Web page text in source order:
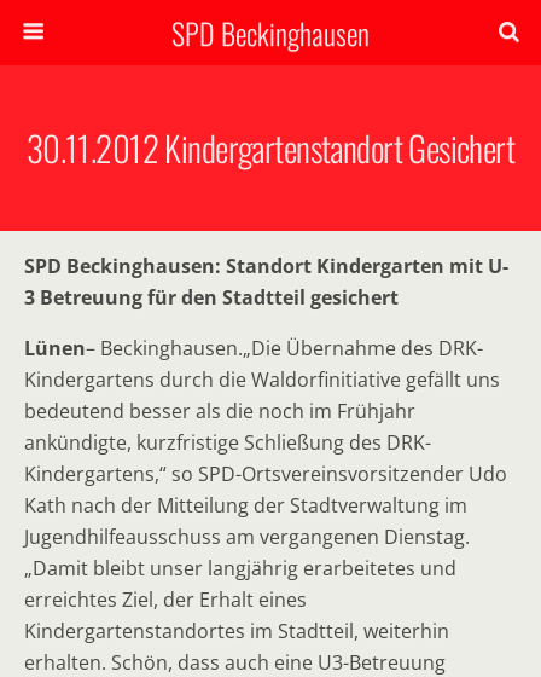
SPD Beckinghausen
30.11.2012 Kindergartenstandort Gesichert
SPD Beckinghausen: Standort Kindergarten mit U-
3 Betreuung für den Stadtteil gesichert
Lünen– Beckinghausen.„Die Übernahme des DRK-
Kindergartens durch die Waldorfinitiative gefällt uns
bedeutend besser als die noch im Frühjahr
ankündigte, kurzfristige Schließung des DRK-
Kindergartens,“ so SPD-Ortsvereinsvorsitzender Udo
Kath nach der Mitteilung der Stadtverwaltung im
Jugendhilfeausschuss am vergangenen Dienstag.
„Damit bleibt unser langjährig erarbeitetes und
erreichtes Ziel, der Erhalt eines
Kindergartenstandortes im Stadtteil, weiterhin
erhalten. Schön, dass auch eine U3-Betreuung